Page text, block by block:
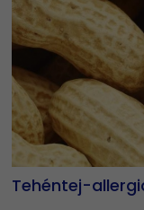
Tehéntej-